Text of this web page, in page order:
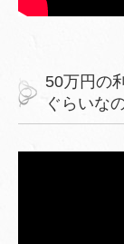
50万円の
ぐらいな